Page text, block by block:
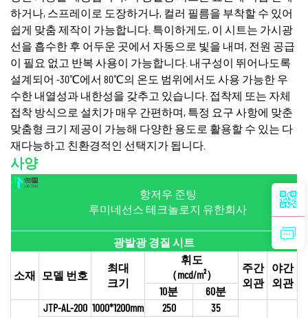
하거나, 스프레이로 도장하거나, 컬러 필름을 부착할 수 있어
쉽게 맞춤 제작이 가능합니다. 특이하게도, 이 시트는 가시광
선을 흡수한 후 어두운 곳에서 자동으로 빛을 내며, 전원 공급
이 필요 없고 반복 사용이 가능합니다. 내구성이 뛰어나도록
설계되어 -30℃에서 80℃의 온도 범위에서도 사용 가능한 우
수한 내열성과 내한성을 갖추고 있습니다. 접착제 또는 자체
접착 방식으로 설치가 매우 간편하며, 특정 요구 사항에 맞춘
맞춤형 크기 제공이 가능해 다양한 용도로 활용할 수 있는 다
재다능하고 친환경적인 선택지가 됩니다.
사양
항저우 준팅
루미네선스 테크놀로지 유한회사
광발광 경질 시트
소재 모델 번호
최대
크기
휘도
（mcd/m²）
주간
외관
야간
외관
10분 60분
JTP-AL-200 1000*1200mm 250
35